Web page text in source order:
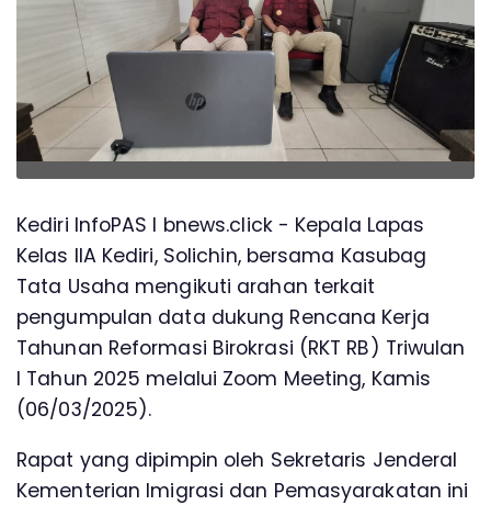
Kediri InfoPAS l bnews.click - Kepala Lapas
Kelas IIA Kediri, Solichin, bersama Kasubag
Tata Usaha mengikuti arahan terkait
pengumpulan data dukung Rencana Kerja
Tahunan Reformasi Birokrasi (RKT RB) Triwulan
I Tahun 2025 melalui Zoom Meeting, Kamis
(06/03/2025).
Rapat yang dipimpin oleh Sekretaris Jenderal
Kementerian Imigrasi dan Pemasyarakatan ini